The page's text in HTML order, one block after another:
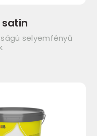
satin
selyemfényű